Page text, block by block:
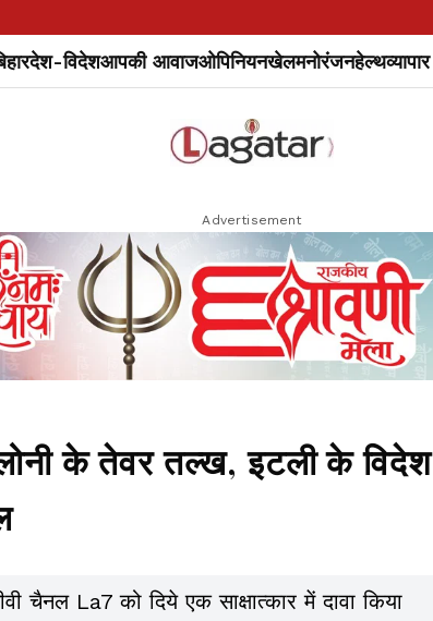
देश-विदेशआपकी आवाजओपिनियनखेलमनोरंजनहेल्थव्यापार
Advertisement
के तेवर तल्ख, इटली के विदेश
चैनल La7 को दिये एक साक्षात्कार में दावा किया